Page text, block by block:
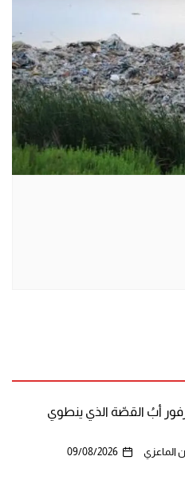
أبُ القصّة الذي ينطوي
الماعزي 09/08/2026